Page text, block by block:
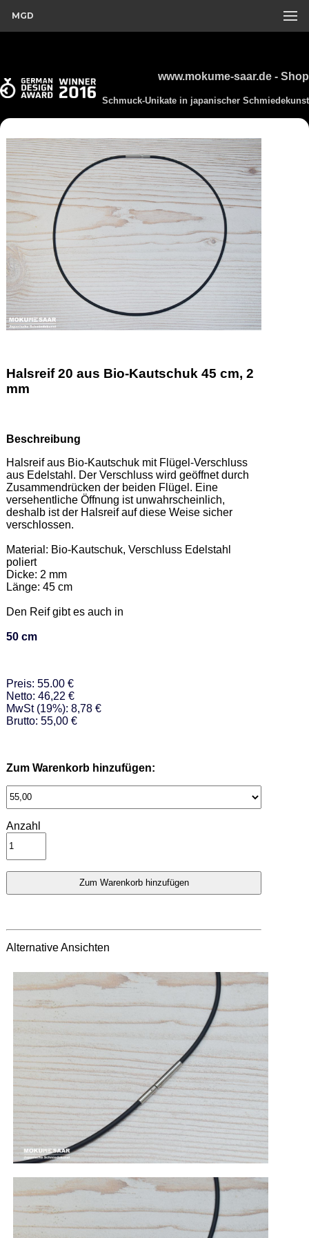
MGD
www.mokume-saar.de - Shop
Schmuck-Unikate in japanischer Schmiedekunst
Halsreif 20 aus Bio-Kautschuk 45 cm, 2
mm
Beschreibung
Halsreif aus Bio-Kautschuk mit Flügel-Verschluss
aus Edelstahl. Der Verschluss wird geöffnet durch
Zusammendrücken der beiden Flügel. Eine
versehentliche Öffnung ist unwahrscheinlich,
deshalb ist der Halsreif auf diese Weise sicher
verschlossen.
Material: Bio-Kautschuk, Verschluss Edelstahl
poliert
Dicke: 2 mm
Länge: 45 cm
Den Reif gibt es auch in
50 cm
Preis: 55.00 €
Netto: 46,22 €
MwSt (19%): 8,78 €
Brutto: 55,00 €
Zum Warenkorb hinzufügen:
Anzahl
Alternative Ansichten